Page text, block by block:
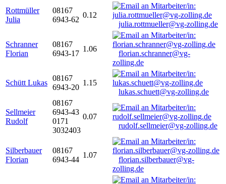
Rottmüller
Julia
08167
6943-62
0.12
julia.rottmueller@vg-zolling.de
Schranner
Florian
08167
6943-17
1.06
florian.schranner@vg-
zolling.de
Schütt Lukas
08167
6943-20
1.15
lukas.schuett@vg-zolling.de
Sellmeier
Rudolf
08167
6943-43
0171
3032403
0.07
rudolf.sellmeier@vg-zolling.de
Silberbauer
Florian
08167
6943-44
1.07
florian.silberbauer@vg-
zolling.de